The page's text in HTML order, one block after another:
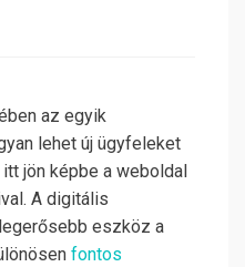
az egyik
lehet új ügyfeleket
jön képbe a weboldal
A digitális
eszköz a
fontos